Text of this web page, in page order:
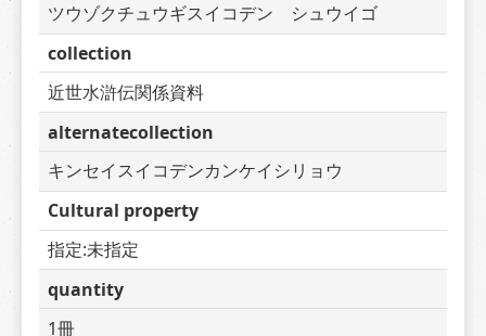
ツウゾクチュウギスイコデン　シュウイゴ
collection
近世水滸伝関係資料
alternatecollection
キンセイスイコデンカンケイシリョウ
Cultural property
指定:未指定
quantity
1冊